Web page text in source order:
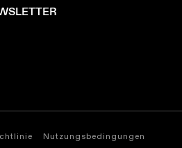
Nutzungsbedingungen